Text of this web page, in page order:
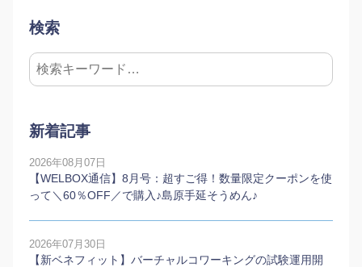
検索
新着記事
2026年08月07日
【WELBOX通信】8月号：超すご得！数量限定クーポンを使
って＼60％OFF／で購入♪島原手延そうめん♪
2026年07月30日
【新ベネフィット】バーチャルコワーキングの試験運用開